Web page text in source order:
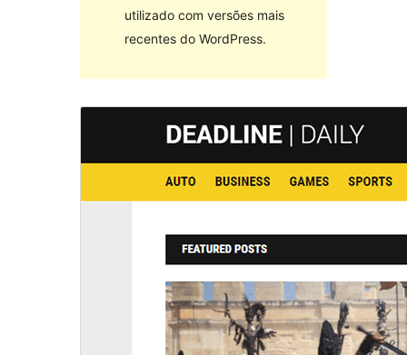
utilizado com versões mais
recentes do WordPress.